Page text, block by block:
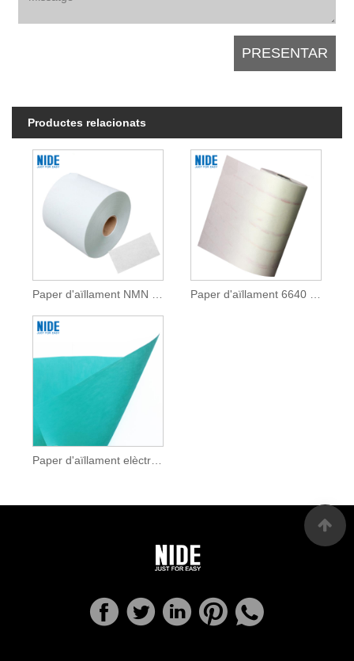
Productes relacionats
Paper d'aïllament elèctric NMN